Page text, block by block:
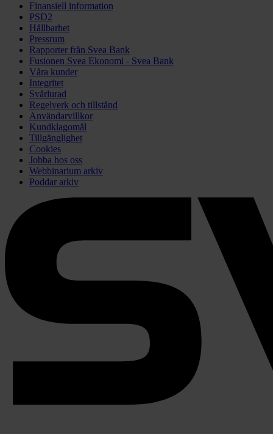
Finansiell information
PSD2
Hållbarhet
Pressrum
Rapporter från Svea Bank
Fusionen Svea Ekonomi - Svea Bank
Våra kunder
Integritet
Svårlurad
Regelverk och tillstånd
Användarvillkor
Kundklagomål
Tillgänglighet
Cookies
Jobba hos oss
Webbinarium arkiv
Poddar arkiv